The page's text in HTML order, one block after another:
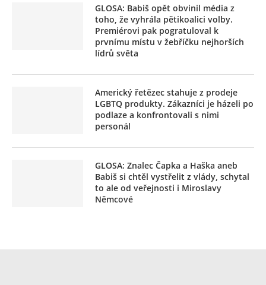
GLOSA: Babiš opět obvinil média z
toho, že vyhrála pětikoalici volby.
Premiérovi pak pogratuloval k
prvnímu místu v žebříčku nejhorších
lídrů světa
Americký řetězec stahuje z prodeje
LGBTQ produkty. Zákazníci je házeli po
podlaze a konfrontovali s nimi
personál
GLOSA: Znalec Čapka a Haška aneb
Babiš si chtěl vystřelit z vlády, schytal
to ale od veřejnosti i Miroslavy
Němcové